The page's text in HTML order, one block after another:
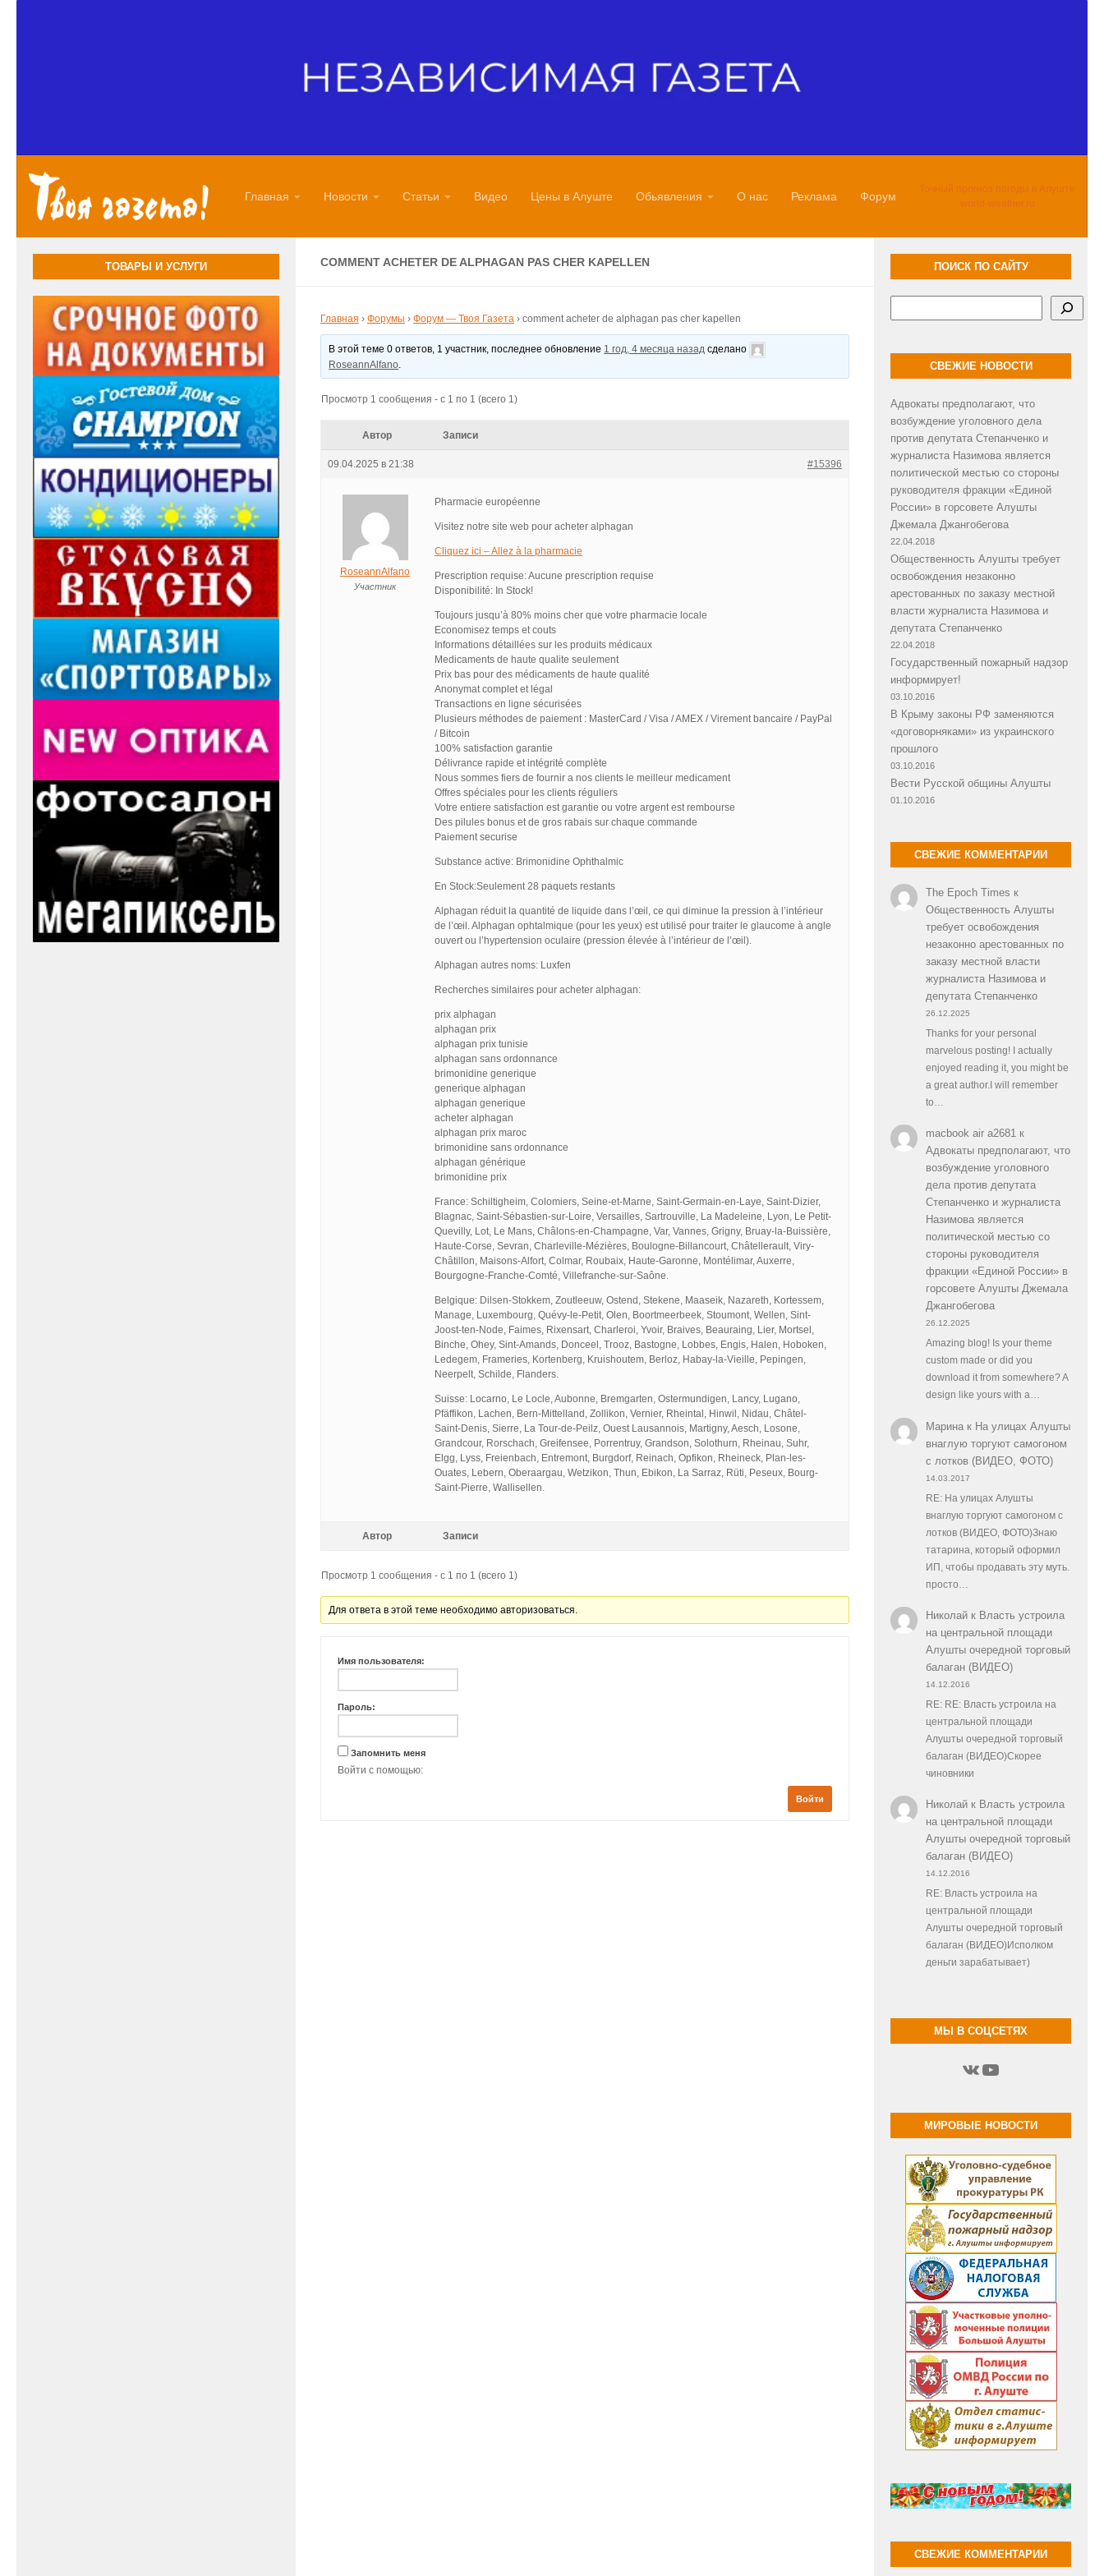
Главная Новости Статьи Видео Цены в Алуште Обьявления О нас Реклама Форум
Точный прогноз погоды в Алуште
world-weather.ru
COMMENT ACHETER DE ALPHAGAN PAS CHER KAPELLEN
Главная › Форумы › Форум — Твоя Газета › comment acheter de alphagan pas cher kapellen
В этой теме 0 ответов, 1 участник, последнее обновление 1 год, 4 месяца назад сделано
RoseannAlfano.
Просмотр 1 сообщения - с 1 по 1 (всего 1)
Автор Записи
09.04.2025 в 21:38 #15396
RoseannAlfano
Участник
Pharmacie européenne
Visitez notre site web pour acheter alphagan
Cliquez ici – Allez à la pharmacie
Prescription requise: Aucune prescription requise
Disponibilité: In Stock!
Toujours jusqu’à 80% moins cher que votre pharmacie locale
Economisez temps et couts
Informations détaillées sur les produits médicaux
Medicaments de haute qualite seulement
Prix bas pour des médicaments de haute qualité
Anonymat complet et légal
Transactions en ligne sécurisées
Plusieurs méthodes de paiement : MasterCard / Visa / AMEX / Virement bancaire / PayPal
/ Bitcoin
100% satisfaction garantie
Délivrance rapide et intégrité complète
Nous sommes fiers de fournir a nos clients le meilleur medicament
Offres spéciales pour les clients réguliers
Votre entiere satisfaction est garantie ou votre argent est rembourse
Des pilules bonus et de gros rabais sur chaque commande
Paiement securise
Substance active: Brimonidine Ophthalmic
En Stock:Seulement 28 paquets restants
Alphagan réduit la quantité de liquide dans l’œil, ce qui diminue la pression à l’intérieur
de l’œil. Alphagan ophtalmique (pour les yeux) est utilisé pour traiter le glaucome à angle
ouvert ou l’hypertension oculaire (pression élevée à l’intérieur de l’œil).
Alphagan autres noms: Luxfen
Recherches similaires pour acheter alphagan:
prix alphagan
alphagan prix
alphagan prix tunisie
alphagan sans ordonnance
brimonidine generique
generique alphagan
alphagan generique
acheter alphagan
alphagan prix maroc
brimonidine sans ordonnance
alphagan générique
brimonidine prix
France: Schiltigheim, Colomiers, Seine-et-Marne, Saint-Germain-en-Laye, Saint-Dizier,
Blagnac, Saint-Sébastien-sur-Loire, Versailles, Sartrouville, La Madeleine, Lyon, Le Petit-
Quevilly, Lot, Le Mans, Châlons-en-Champagne, Var, Vannes, Grigny, Bruay-la-Buissière,
Haute-Corse, Sevran, Charleville-Mézières, Boulogne-Billancourt, Châtellerault, Viry-
Châtillon, Maisons-Alfort, Colmar, Roubaix, Haute-Garonne, Montélimar, Auxerre,
Bourgogne-Franche-Comté, Villefranche-sur-Saône.
Belgique: Dilsen-Stokkem, Zoutleeuw, Ostend, Stekene, Maaseik, Nazareth, Kortessem,
Manage, Luxembourg, Quévy-le-Petit, Olen, Boortmeerbeek, Stoumont, Wellen, Sint-
Joost-ten-Node, Faimes, Rixensart, Charleroi, Yvoir, Braives, Beauraing, Lier, Mortsel,
Binche, Ohey, Sint-Amands, Donceel, Trooz, Bastogne, Lobbes, Engis, Halen, Hoboken,
Ledegem, Frameries, Kortenberg, Kruishoutem, Berloz, Habay-la-Vieille, Pepingen,
Neerpelt, Schilde, Flanders.
Suisse: Locarno, Le Locle, Aubonne, Bremgarten, Ostermundigen, Lancy, Lugano,
Pfäffikon, Lachen, Bern-Mittelland, Zollikon, Vernier, Rheintal, Hinwil, Nidau, Châtel-
Saint-Denis, Sierre, La Tour-de-Peilz, Ouest Lausannois, Martigny, Aesch, Losone,
Grandcour, Rorschach, Greifensee, Porrentruy, Grandson, Solothurn, Rheinau, Suhr,
Elgg, Lyss, Freienbach, Entremont, Burgdorf, Reinach, Opfikon, Rheineck, Plan-les-
Ouates, Lebern, Oberaargau, Wetzikon, Thun, Ebikon, La Sarraz, Rüti, Peseux, Bourg-
Saint-Pierre, Wallisellen.
Автор Записи
Просмотр 1 сообщения - с 1 по 1 (всего 1)
Для ответа в этой теме необходимо авторизоваться.
Имя пользователя:
Пароль:
Запомнить меня
Войти с помощью:
Войти
ТОВАРЫ И УСЛУГИ ПОИСК ПО САЙТУ
СВЕЖИЕ НОВОСТИ
Адвокаты предполагают, что
возбуждение уголовного дела
против депутата Степанченко и
журналиста Назимова является
политической местью со стороны
руководителя фракции «Единой
России» в горсовете Алушты
Джемала Джангобегова
22.04.2018
Общественность Алушты требует
освобождения незаконно
арестованных по заказу местной
власти журналиста Назимова и
депутата Степанченко
22.04.2018
Государственный пожарный надзор
информирует!
03.10.2016
В Крыму законы РФ заменяются
«договорняками» из украинского
прошлого
03.10.2016
Вести Русской общины Алушты
01.10.2016
СВЕЖИЕ КОММЕНТАРИИ
The Epoch Times к
Общественность Алушты
требует освобождения
незаконно арестованных по
заказу местной власти
журналиста Назимова и
депутата Степанченко
26.12.2025
Thanks for your personal
marvelous posting! I actually
enjoyed reading it, you might be
a great author.I will remember
to…
macbook air a2681к
Адвокаты предполагают, что
возбуждение уголовного
дела против депутата
Степанченко и журналиста
Назимова является
политической местью со
стороны руководителя
фракции «Единой России» в
горсовете Алушты Джемала
Джангобегова
26.12.2025
Amazing blog! Is your theme
custom made or did you
download it from somewhere? A
design like yours with a…
Маринак На улицах Алушты
внаглую торгуют самогоном
с лотков (ВИДЕО, ФОТО)
14.03.2017
RE: На улицах Алушты
внаглую торгуют самогоном с
лотков (ВИДЕО, ФОТО)Знаю
татарина, который оформил
ИП, чтобы продавать эту муть.
просто…
Николайк Власть устроила
на центральной площади
Алушты очередной торговый
балаган (ВИДЕО)
14.12.2016
RE: RE: Власть устроила на
центральной площади
Алушты очередной торговый
балаган (ВИДЕО)Скорее
чиновники
Николайк Власть устроила
на центральной площади
Алушты очередной торговый
балаган (ВИДЕО)
14.12.2016
RE: Власть устроила на
центральной площади
Алушты очередной торговый
балаган (ВИДЕО)Исполком
деньги зарабатывает)
МЫ В СОЦСЕТЯХ
ВКонтакте
YouTube
МИРОВЫЕ НОВОСТИ
СВЕЖИЕ КОММЕНТАРИИ